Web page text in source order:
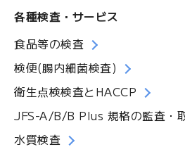
ル
ガ
ジ
各種検査・サービス
食品等の検査
検便(腸内細菌検査)
衛生点検検査とHACCP
JFS-A/B/B Plus 規格の監査・
水質検査